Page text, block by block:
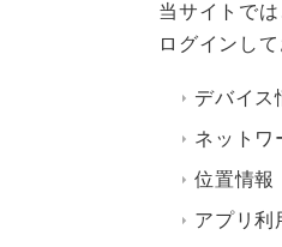
当サイトで
ログインし
デバイス
ネットワ
位置情報
アプリ利